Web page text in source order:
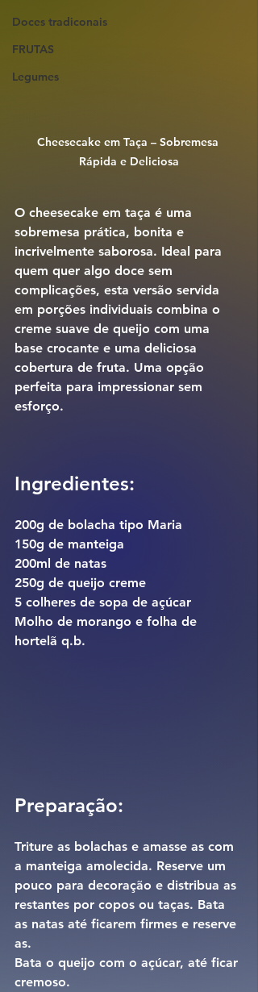
Doces tradiconais
FRUTAS
Legumes
Cheesecake em Taça – Sobremesa
Rápida e Deliciosa
O cheesecake em taça é uma
sobremesa prática, bonita e
incrivelmente saborosa. Ideal para
quem quer algo doce sem
complicações, esta versão servida
em porções individuais combina o
creme suave de queijo com uma
base crocante e uma deliciosa
cobertura de fruta. Uma opção
perfeita para impressionar sem
esforço.
Ingredientes:
200g de bolacha tipo Maria
150g de manteiga
200ml de natas
250g de queijo creme
5 colheres de sopa de açúcar
Molho de morango e folha de
hortelã q.b.
Preparação:
Triture as bolachas e amasse as com
a manteiga amolecida. Reserve um
pouco para decoração e distribua as
restantes por copos ou taças. Bata
as natas até ficarem firmes e reserve
as.
Bata o queijo com o açúcar, até ficar
cremoso.